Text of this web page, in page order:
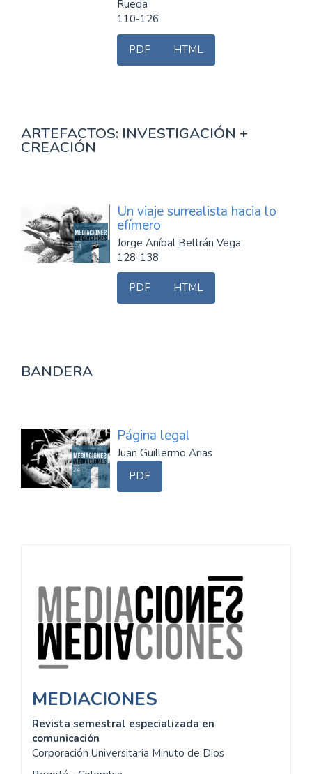
Rueda
110-126
PDF HTML
ARTEFACTOS: INVESTIGACIÓN +
CREACIÓN
Un viaje surrealista hacia lo
efímero
Jorge Aníbal Beltrán Vega
128-138
PDF HTML
BANDERA
Página legal
Juan Guillermo Arias
PDF
MEDIACIONES
Revista semestral especializada en
comunicación
Corporación Universitaria Minuto de Dios